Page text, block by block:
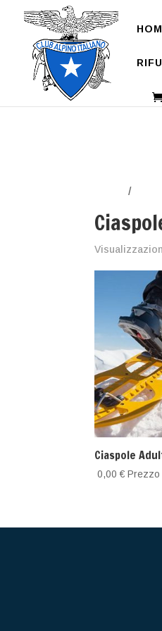
/
Ciaspole
0,00€ Prezzo